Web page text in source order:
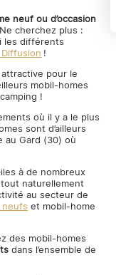
neuf ou d’occasion
cherchez plus :
les différents
!
pour le
mobil-homes
!
où il y a le plus
sont d’ailleurs
au Gard (30) où
à de nombreux
naturellement
au secteur de
neufs et mobil-home
des mobil-homes
dans l’ensemble de